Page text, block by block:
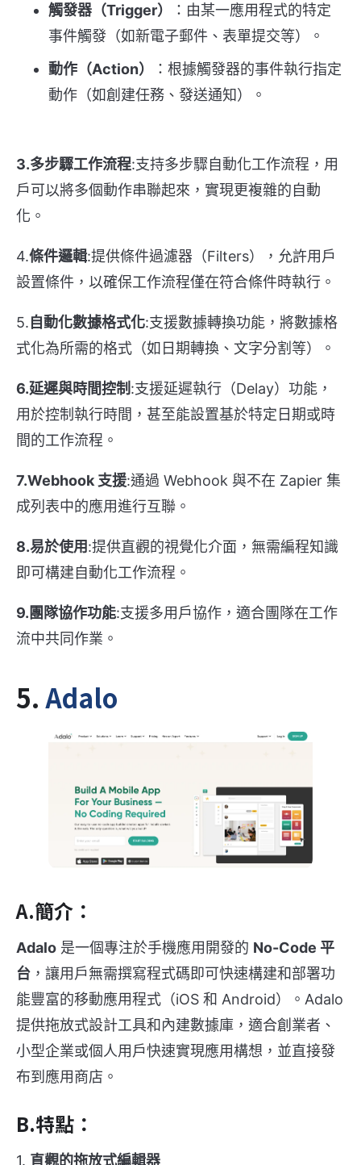
觸發器（Trigger）
：由某一應用程式的特定
事件觸發（如新電子郵件、表單提交等）。
動作（Action）
：根據觸發器的事件執行指定
動作（如創建任務、發送通知）。
3.多步驟工作流程:支持多步驟自動化工作流程，用
戶可以將多個動作串聯起來，實現更複雜的自動
化。
4.條件邏輯:提供條件過濾器（Filters），允許用戶
設置條件，以確保工作流程僅在符合條件時執行。
5.自動化數據格式化:支援數據轉換功能，將數據格
式化為所需的格式（如日期轉換、文字分割等）。
6.延遲與時間控制:支援延遲執行（Delay）功能，
用於控制執行時間，甚至能設置基於特定日期或時
間的工作流程。
7.Webhook 支援:通過 Webhook 與不在 Zapier 集
成列表中的應用進行互聯。
8.易於使用:提供直觀的視覺化介面，無需編程知識
即可構建自動化工作流程。
9.團隊協作功能:支援多用戶協作，適合團隊在工作
流中共同作業。
5.Adalo
A.簡介：
Adalo 是一個專注於手機應用開發的 No-Code 平
台 ，讓用戶無需撰寫程式碼即可快速構建和部署功
能豐富的移動應用程式（iOS 和 Android）。Adalo
提供拖放式設計工具和內建數據庫，適合創業者、
小型企業或個人用戶快速實現應用構想，並直接發
布到應用商店。
B.特點：
1. 直觀的拖放式編輯器